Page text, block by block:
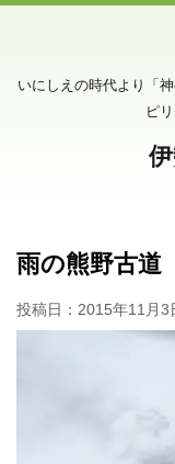
いにしえの時代より「
ピ
雨の熊野古道
投稿日： 2015年11月3